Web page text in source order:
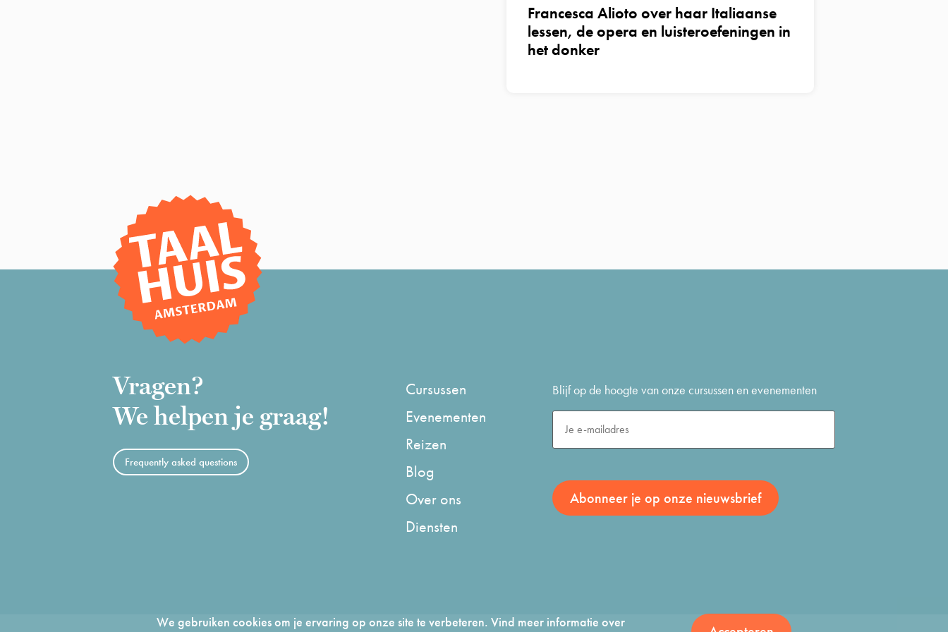
We gebruiken cookies om je ervaring op onze site te verbeteren. Vind meer informatie over
Francesca Alioto over haar Italiaanse
lessen, de opera en luisteroefeningen in
het donker
Vragen?
We helpen je graag!
Frequently asked questions
Cursussen
Evenementen
Reizen
Blog
Over ons
Diensten
Blijf op de hoogte van onze cursussen en evenementen